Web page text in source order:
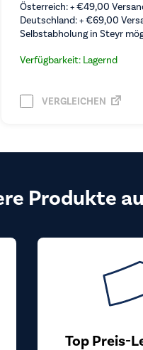
Österreich: +€49,00
Deutschland: +€69,00
Selbstabholung in Steyr
Verfügbarkeit: Lagernd
VERGLEICHEN
Produkte
Top Preis-